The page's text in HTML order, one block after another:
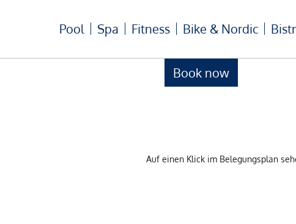
Book now
Pool Spa Fitness Bike & Nordic
Auf einen Klick im Belegungsplan